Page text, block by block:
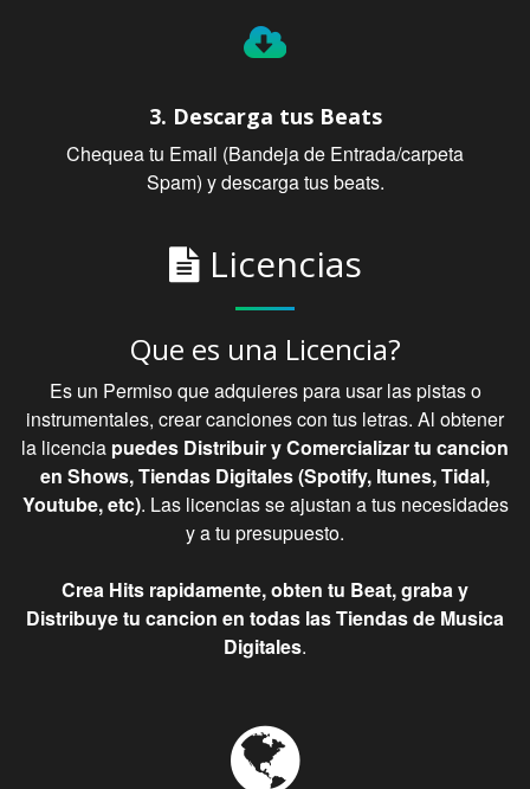
3. Descarga tus Beats
Chequea tu Email (Bandeja de Entrada/carpeta
Spam) y descarga tus beats.
Licencias
Que es una Licencia?
Es un Permiso que adquieres para usar las pistas o
instrumentales, crear canciones con tus letras. Al obtener
la licencia puedes Distribuir y Comercializar tu cancion
en Shows, Tiendas Digitales (Spotify, Itunes, Tidal,
Youtube, etc). Las licencias se ajustan a tus necesidades
y a tu presupuesto.
Crea Hits rapidamente, obten tu Beat, graba y
Distribuye tu cancion en todas las Tiendas de Musica
Digitales.